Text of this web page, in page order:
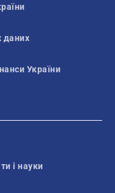
даних
України
і науки